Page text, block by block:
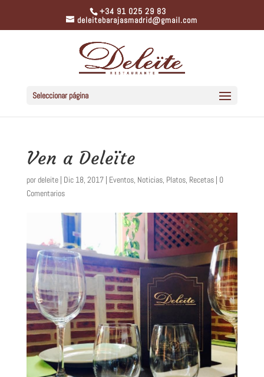
+34 91 025 29 83
deleitebarajasmadrid@gmail.com
Seleccionar página
Ven a Deleïte
pordeleite| Dic 18, 2017| Eventos, Noticias, Platos, Recetas| 0
Comentarios